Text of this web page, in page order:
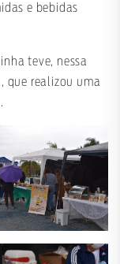
e bebidas
teve, nessa
que realizou uma